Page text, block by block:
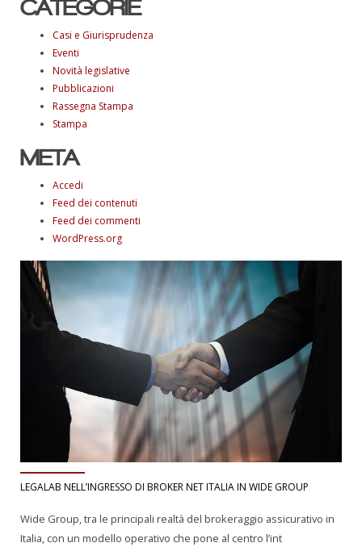
CATEGORIE
Casi e Giurisprudenza
Eventi
Novità legislative
Pubblicazioni
Rassegna Stampa
Stampa
META
Accedi
Feed dei contenuti
Feed dei commenti
WordPress.org
LEGALAB NELL’INGRESSO DI BROKER NET ITALIA IN WIDE GROUP
Wide Group, tra le principali realtà del brokeraggio assicurativo in
Italia, con un modello operativo che pone al centro l’int